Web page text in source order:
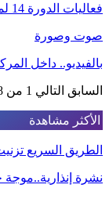
فعاليات الدورة 14 لمهرجان الداخلة الدولي للفيلم
صوت وصورة
بالفيديو.. داخل
السابق التالي 1 من 118
الأكثر مشاهدة
الطريق السريع
نشرة